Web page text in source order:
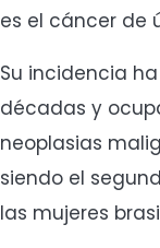
es el cáncer de
Su incidencia
décadas y
neoplasias
siendo el
las mujeres